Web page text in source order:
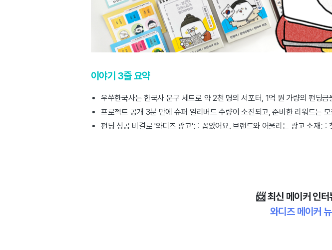
이야기 3줄 요약
우쑤한국사는 한국사 문구 세트로 약 2천 명의 서포터, 1억 원 가량의 펀딩금
프로젝트 공개 3분 만에 슈퍼 얼리버드 수량이 소진되고, 준비한 리워드는
펀딩 성공 비결로 '와디즈 광고'를 꼽았어요. 브랜드와 어울리는 광고 소재를
📨 최신 메이커 인터
와디즈 메이커